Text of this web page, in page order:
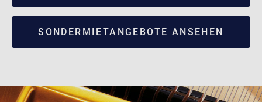
SONDERMIETANGEBOTE ANSEHEN